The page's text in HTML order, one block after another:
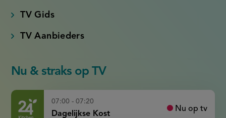
TV Gids
TV Aanbieders
Nu & straks op TV
07:00 - 07:20
Dagelijkse Kost
Nu op tv